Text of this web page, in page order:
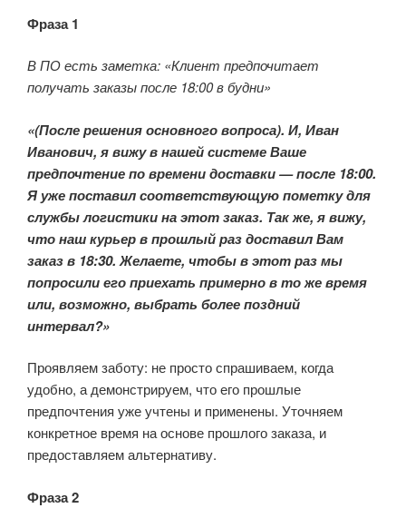
Фраза 1
В ПО есть заметка: «Клиент предпочитает
получать заказы после 18:00 в будни»
«(После решения основного вопроса). И, Иван
Иванович, я вижу в нашей системе Ваше
предпочтение по времени доставки — после 18:00.
Я уже поставил соответствующую пометку для
службы логистики на этот заказ. Так же, я вижу,
что наш курьер в прошлый раз доставил Вам
заказ в 18:30. Желаете, чтобы в этот раз мы
попросили его приехать примерно в то же время
или, возможно, выбрать более поздний
интервал?»
Проявляем заботу: не просто спрашиваем, когда
удобно, а демонстрируем, что его прошлые
предпочтения уже учтены и применены. Уточняем
конкретное время на основе прошлого заказа, и
предоставляем альтернативу.
Фраза 2